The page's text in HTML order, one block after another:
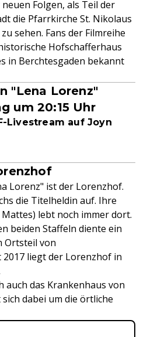
Folgen, als Teil der
die Pfarrkirche St. Nikolaus
sehen. Fans der Filmreihe
Hofschafferhaus
in Berchtesgaden bekannt
"Lena Lorenz"
um 20:15 Uhr
Livestream auf Joyn
Lorenz" ist der Lorenzhof.
die Titelheldin auf. Ihre
lebt noch immer dort.
beiden Staffeln diente ein
Ortsteil von
liegt der Lorenzhof in
auch das Krankenhaus von
dabei um die örtliche